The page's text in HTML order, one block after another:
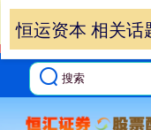
恒运资本 相关话